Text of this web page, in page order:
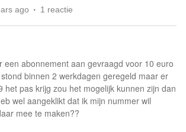
ago 1 reactie
een abonnement aan gevraagd voor 10 euro
binnen 2 werkdagen geregeld maar er
het pas krijg zou het mogelijk kunnen zijn dan
wel aangeklikt dat ik mijn nummer wil
mee te maken??